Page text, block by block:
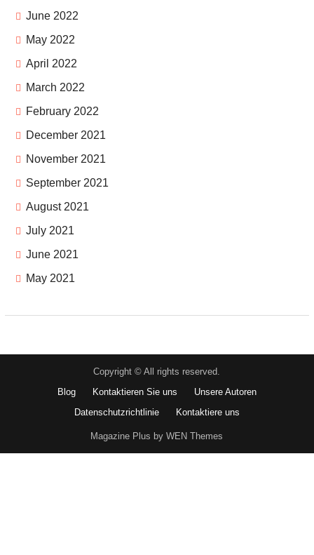
June 2022
May 2022
April 2022
March 2022
February 2022
December 2021
November 2021
September 2021
August 2021
July 2021
June 2021
May 2021
Copyright © All rights reserved.
Blog
Kontaktieren Sie uns
Unsere Autoren
Datenschutzrichtlinie
Kontaktiere uns
Magazine Plus by WEN Themes